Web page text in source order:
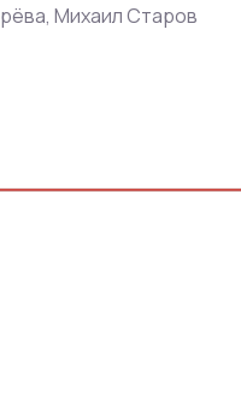
Михаил Старов